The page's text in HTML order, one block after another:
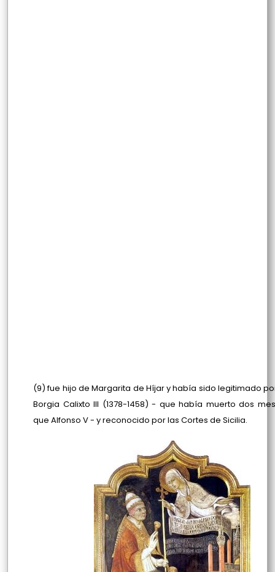
(9) fue hijo de Margarita de Híjar y había sido legitimado
Borgia Calixto III (1378-1458) - que había muerto dos
que Alfonso V - y reconocido por las Cortes de Sicilia.